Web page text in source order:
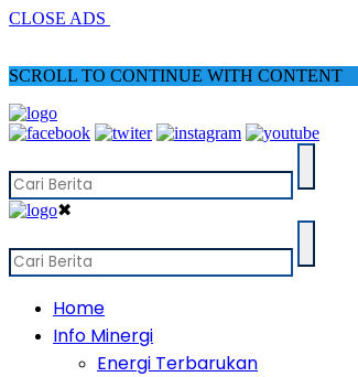
CLOSE ADS
SCROLL TO CONTINUE WITH CONTENT
✖
Home
Info Minergi
Energi Terbarukan